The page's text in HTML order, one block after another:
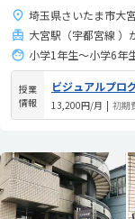
埼玉県さいたま市大
大宮駅（宇都宮線 ）
小学1年生～小学6年
授業
情報
ビジュアルプロ
13,200円/月 | 初期